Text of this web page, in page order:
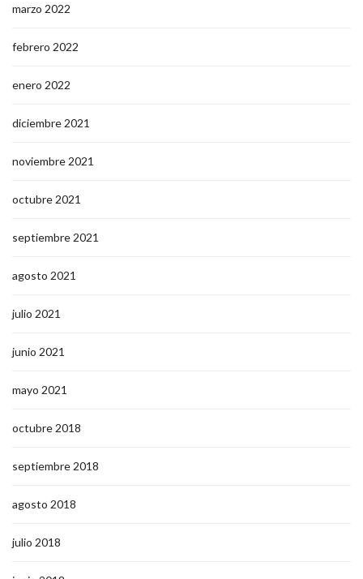
marzo 2022
febrero 2022
enero 2022
diciembre 2021
noviembre 2021
octubre 2021
septiembre 2021
agosto 2021
julio 2021
junio 2021
mayo 2021
octubre 2018
septiembre 2018
agosto 2018
julio 2018